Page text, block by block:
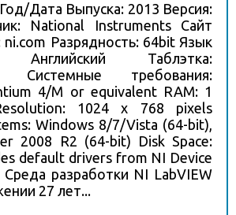
Дата Выпуска: 2013 Версия:
National Instruments Сайт
ni.com Разрядность: 64bit Язык
Английский Таблэтка:
Системные требования:
4/M or equivalent RAM: 1
1024 x 768 pixels
Windows 8/7/Vista (64-bit),
2008 R2 (64-bit) Disk Space:
default drivers from NI Device
разработки NI LabVIEW
27 лет...